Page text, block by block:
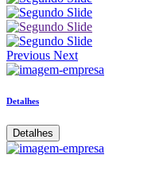
Previous Next
Detalhes
Detalhes